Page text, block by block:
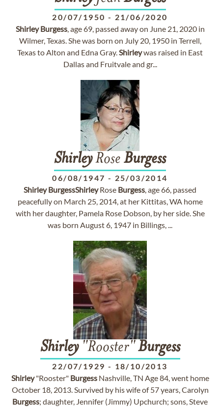
20/07/1950 - 21/06/2020
Shirley Burgess, age 69, passed away on June 21, 2020 in
Wilmer, Texas. She was born on July 20, 1950 in Terrell,
Texas to Alton and Edna Gray.Shirleywas raised in East
Dallas and Fruitvale and gr...
ShirleyRose Burgess
06/08/1947 - 25/03/2014
Shirley BurgessShirleyRose Burgess, age 66, passed
peacefully on March 25, 2014, at her Kittitas, WA home
with her daughter, Pamela Rose Dobson, by her side. She
was born August 6, 1947 in Billings, ...
Shirley"Rooster"Burgess
22/07/1929 - 18/10/2013
Shirley"Rooster" BurgessNashville, TN Age 84, went home
October 18, 2013. Survived by his wife of 57 years, Carolyn
Burgess; daughter, Jennifer (Jimmy) Upchurch; sons, Steve